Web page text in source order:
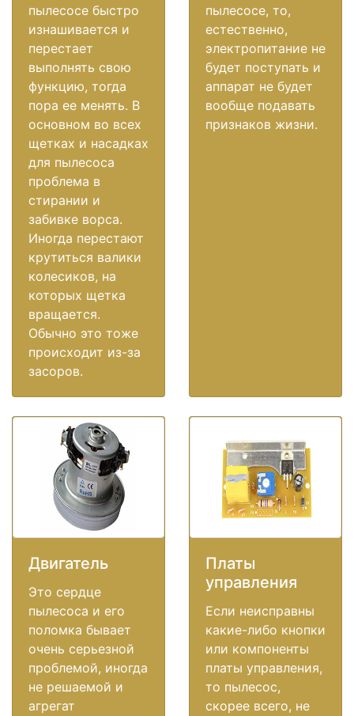
пылесосе быстро
изнашивается и
перестает
выполнять свою
функцию, тогда
пора ее менять. В
основном во всех
щетках и насадках
для пылесоса
проблема в
стирании и
забивке ворса.
Иногда перестают
крутиться валики
колесиков, на
которых щетка
вращается.
Обычно это тоже
происходит из-за
засоров.
пылесосе, то,
естественно,
электропитание не
будет поступать и
аппарат не будет
вообще подавать
признаков жизни.
Двигатель
Это сердце
пылесоса и его
поломка бывает
очень серьезной
проблемой, иногда
не решаемой и
агрегат
Платы
управления
Если неисправны
какие-либо кнопки
или компоненты
платы управления,
то пылесос,
скорее всего, не